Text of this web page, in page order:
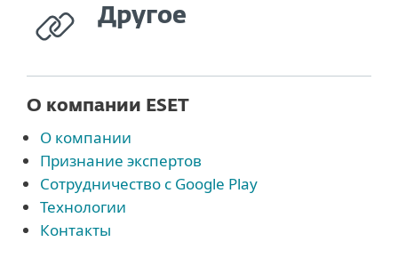
Другое
О компании ESET
О компании
Признание экспертов
Сотрудничество с Google Play
Технологии
Контакты